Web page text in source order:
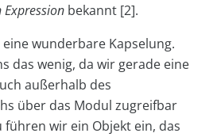
Expression bekannt [2].
wunderbare Kapselung.
das wenig, da wir gerade eine
außerhalb des
über das Modul zugreifbar
führen wir ein Objekt ein, das